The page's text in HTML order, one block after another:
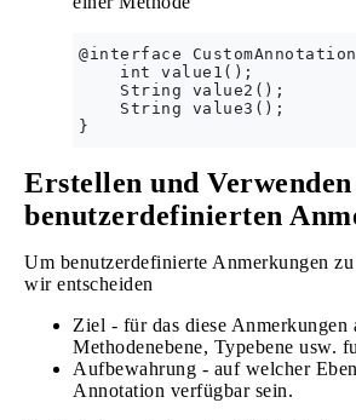
@interface
    int value1();
    String value2();
    String value3();
Erstellen und Verwenden
benutzerdefinierten
Um benutzerdefinierte Anmerkungen zu
wir entscheiden
Ziel - für das diese Anmerkungen
Methodenebene, Typebene usw.
Aufbewahrung - auf welcher
Annotation verfügbar sein.